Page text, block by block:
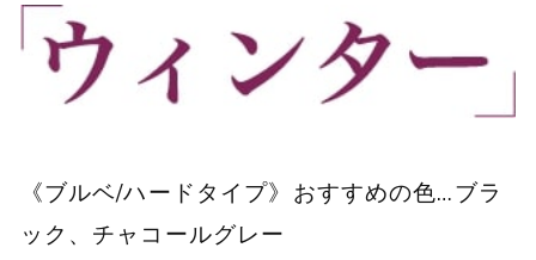
《ブルベ/ハードタイプ》おすすめの色…ブラ
ック、チャコールグレー